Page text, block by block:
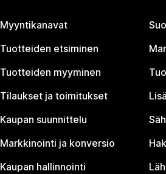
Myyntikanavat
Tuotteiden etsiminen
Tuotteiden myyminen
Tilaukset ja toimitukset
Kaupan suunnittelu
Markkinointi ja konversio
Kaupan hallinnointi